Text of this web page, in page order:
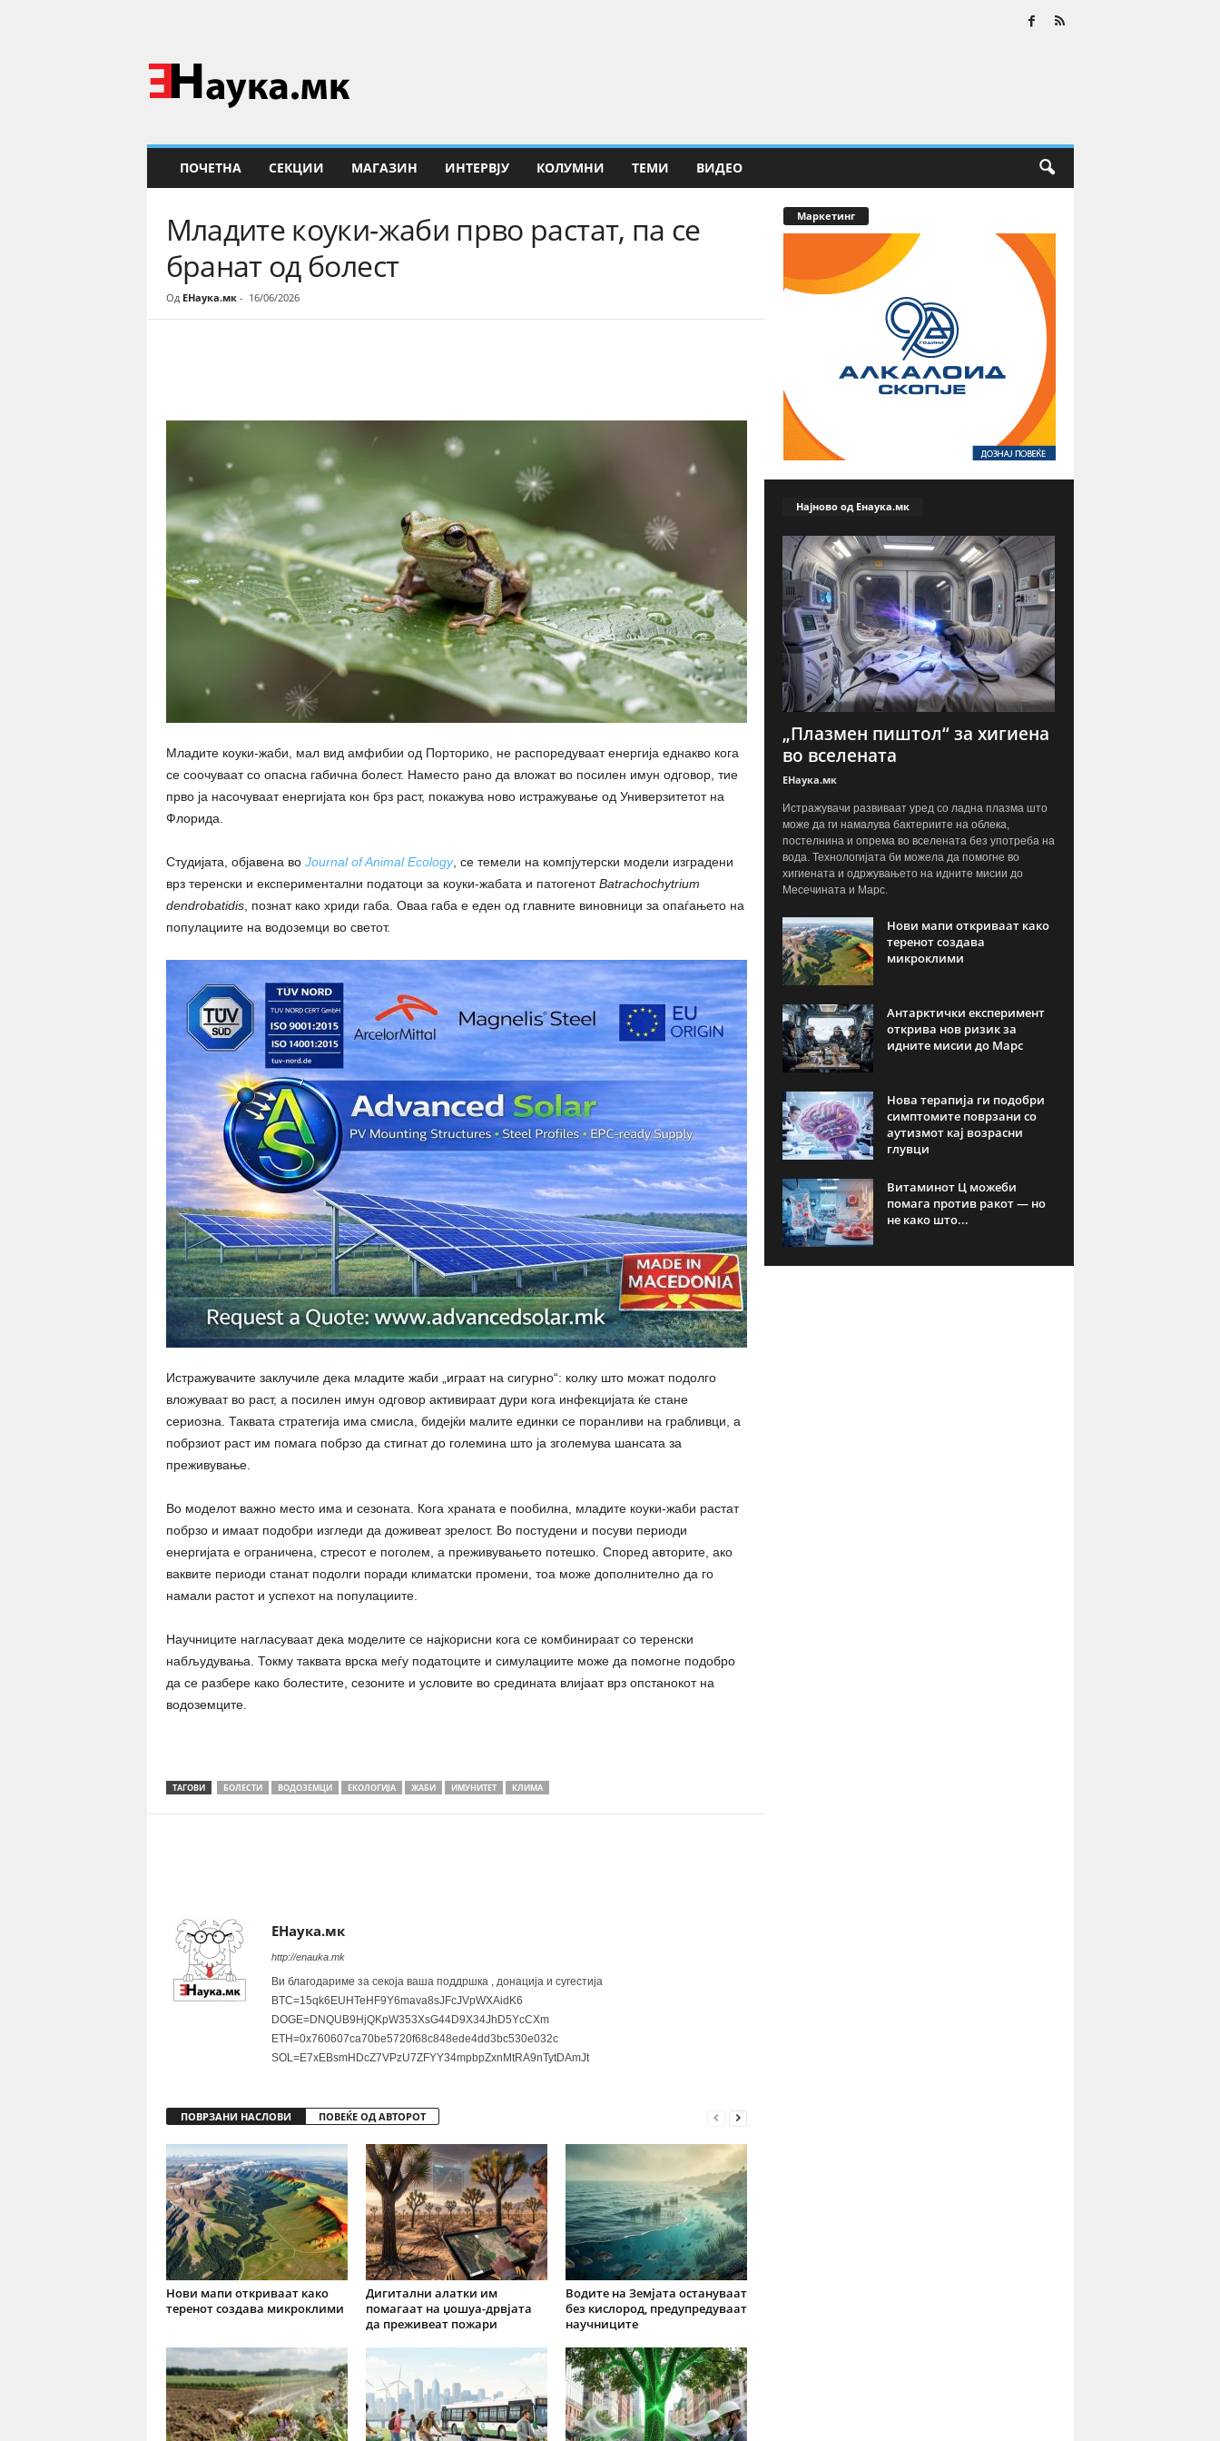
Н
а
у
ПОЧЕТНА СЕКЦИИ МАГАЗИН ИНТЕРВЈУ КОЛУМНИ ТЕМИ ВИДЕО
Младите коуки-жаби прво растат, па се
бранат од болест
Од ЕНаука.мк- 16/06/2026
Младите коуки-жаби, мал вид амфибии од Порторико, не распоредуваат енергија еднакво кога
се соочуваат со опасна габична болест. Наместо рано да вложат во посилен имун одговор, тие
прво ја насочуваат енергијата кон брз раст, покажува ново истражување од Универзитетот на
Флорида.
Студијата, објавена во Journal of Animal Ecology, се темели на компјутерски модели изградени
врз теренски и експериментални податоци за коуки-жабата и патогенотBatrachochytrium
dendrobatidis, познат како хриди габа. Оваа габа е еден од главните виновници за опаѓањето на
популациите на водоземци во светот.
Истражувачите заклучиле дека младите жаби „играат на сигурно“: колку што можат подолго
вложуваат во раст, а посилен имун одговор активираат дури кога инфекцијата ќе стане
сериозна. Таквата стратегија има смисла, бидејќи малите единки се поранливи на грабливци, а
побрзиот раст им помага побрзо да стигнат до големина што ја зголемува шансата за
преживување.
Во моделот важно место има и сезоната. Кога храната е пообилна, младите коуки-жаби растат
побрзо и имаат подобри изгледи да доживеат зрелост. Во постудени и посуви периоди
енергијата е ограничена, стресот е поголем, а преживувањето потешко. Според авторите, ако
ваквите периоди станат подолги поради климатски промени, тоа може дополнително да го
намали растот и успехот на популациите.
Научниците нагласуваат дека моделите се најкорисни кога се комбинираат со теренски
набљудувања. Токму таквата врска меѓу податоците и симулациите може да помогне подобро
да се разбере како болестите, сезоните и условите во средината влијаат врз опстанокот на
водоземците.
ТАГОВИ БОЛЕСТИ ВОДОЗЕМЦИ ЕКОЛОГИЈА ЖАБИ ИМУНИТЕТ КЛИМА
ЕНаука.мк
http://enauka.mk
Ви благодариме за секоја ваша поддршка , донација и сугестија
BTC=15qk6EUHTeHF9Y6mava8sJFcJVpWXAidK6
DOGE=DNQUB9HjQKpW353XsG44D9X34JhD5YcCXm
ETH=0x760607ca70be5720f68c848ede4dd3bc530e032c
SOL=E7xEBsmHDcZ7VPzU7ZFYY34mpbpZxnMtRA9nTytDAmJt
ПОВРЗАНИ НАСЛОВИ ПОВЕЌЕ ОД АВТОРОТ
Нови мапи откриваат како
теренот создава микроклими
Дигитални алатки им
помагаат на џошуа-дрвјата
да преживеат пожари
Водите на Земјата остануваат
без кислород, предупредуваат
научниците
Маркетинг
Најново од Енаука.мк
„Плазмен пиштол“ за хигиена
во вселената
ЕНаука.мк
Истражувачи развиваат уред со ладна плазма што
може да ги намалува бактериите на облека,
постелнина и опрема во вселената без употреба на
вода. Технологијата би можела да помогне во
хигиената и одржувањето на идните мисии до
Месечината и Марс.
Нови мапи откриваат како
теренот создава
микроклими
Антарктички експеримент
открива нов ризик за
идните мисии до Марс
Нова терапија ги подобри
симптомите поврзани со
аутизмот кај возрасни
глувци
Витаминот Ц можеби
помага против ракот — но
не како што...